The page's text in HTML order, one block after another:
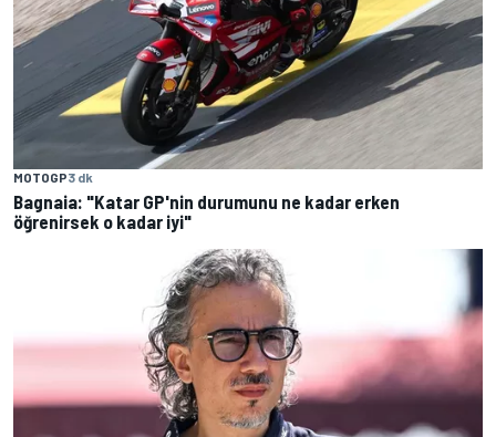
MOTOGP3 dk
Bagnaia: "Katar GP'nin durumunu ne kadar erken
öğrenirsek o kadar iyi"